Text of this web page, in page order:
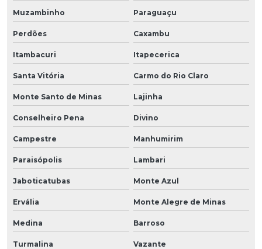
Muzambinho Paraguaçu
Perdões Caxambu
Itambacuri Itapecerica
Santa Vitória Carmo do Rio Claro
Monte Santo de Minas Lajinha
Conselheiro Pena Divino
Campestre Manhumirim
Paraisópolis Lambari
Jaboticatubas Monte Azul
Ervália Monte Alegre de Minas
Medina Barroso
Turmalina Vazante